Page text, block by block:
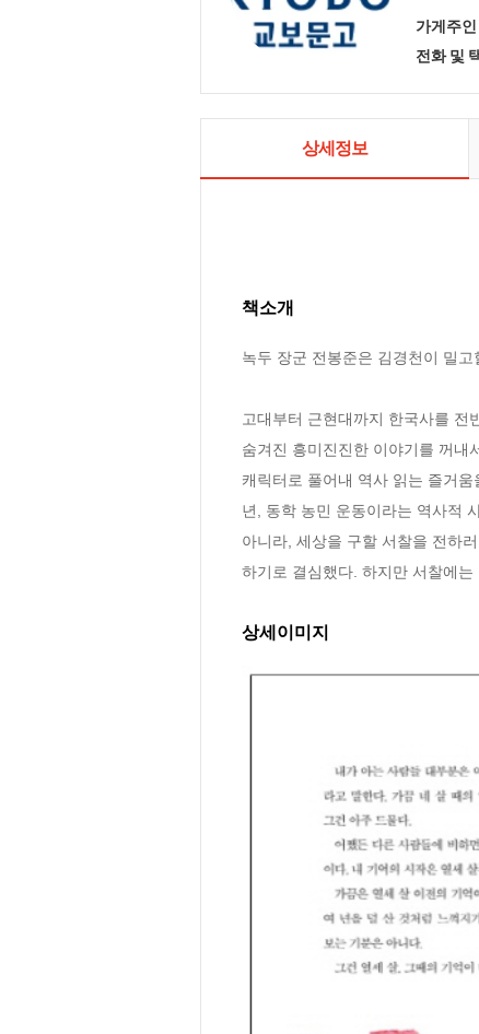
가게주인
전화 및
상세정보
책소개
녹두 장군 전봉준은 김경천이 밀
고대부터 근현대까지 한국사를 전
숨겨진 흥미진진한 이야기를 꺼내
캐릭터로 풀어내 역사 읽는 즐거
년, 동학 농민 운동이라는 역사적
아니라, 세상을 구할 서찰을 전하
하기로 결심했다. 하지만 서찰에
상세이미지